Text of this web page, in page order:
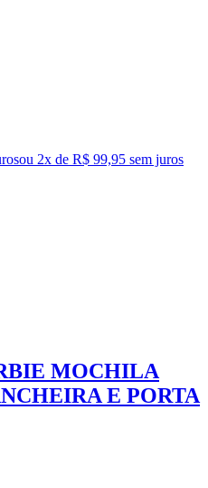
ou 2x de R$ 99,95 sem juros
MOCHILA
E PORTA